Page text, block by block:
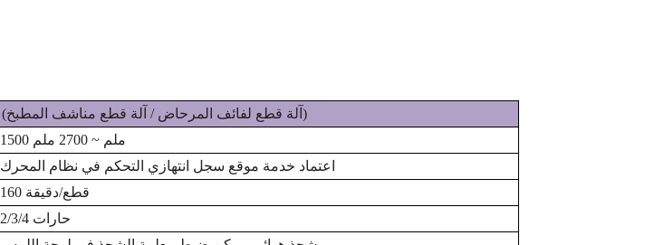
منشار السجل LS160-2L / 3L / 4L (آلة قطع لفائف المرحاض / آلة قطع مناشف المطبخ)
1500 ملم ~ 2700 ملم
اعتماد خدمة موقع سجل انتهازي التحكم في نظام المحرك
160 قطع/دقيقة
2/3/4 حارات